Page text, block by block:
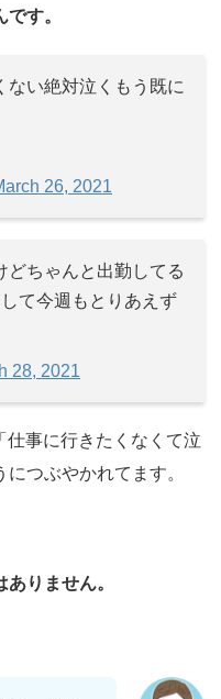
す。
ない絶対泣くもう既に
26, 2021
どちゃんと出勤してる
て今週もとりあえず
28, 2021
仕事に行きたくなくて泣
つぶやかれてます。
りません。